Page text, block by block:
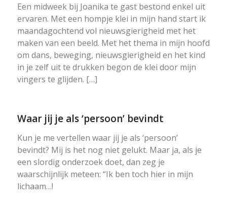
Een midweek bij Joanika te gast bestond enkel uit
ervaren. Met een hompje klei in mijn hand start ik
maandagochtend vol nieuwsgierigheid met het
maken van een beeld. Met het thema in mijn hoofd
om dans, beweging, nieuwsgierigheid en het kind
in je zelf uit te drukken begon de klei door mijn
vingers te glijden. […]
Waar jij je als ‘persoon’ bevindt
Kun je me vertellen waar jij je als ‘persoon’
bevindt? Mij is het nog niet gelukt. Maar ja, als je
een slordig onderzoek doet, dan zeg je
waarschijnlijk meteen: “Ik ben toch hier in mijn
lichaam…!